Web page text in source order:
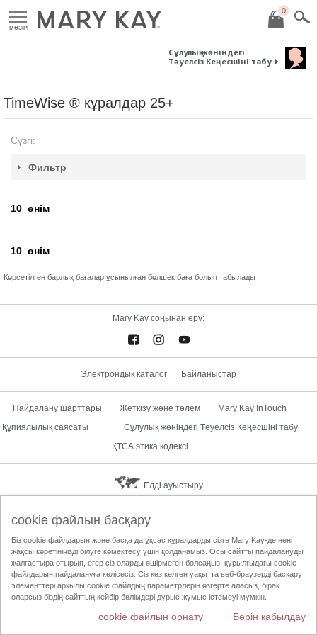
MӘЗІРІ
0
Сұлулық жөніндегі
Тәуелсіз Кеңесшіні табу
TimeWise ® кұралдар 25+
Сүзгі:
Фильтр
10 өнім
10 өнім
Көрсетілген барлық бағалар ұсынылған бөлшек баға болып табылады
Mary Kay соңынан еру:
Электрондық каталог Байланыстар
Пайдалану шарттары Жеткізу және төлем
Mary Kay InTouch
Құпиялылық саясаты
Сұлулық жөніндегі Тәуелсіз Кеңесшіні табу
ҚТСА этика кодексі
Елді ауыстыру
cookie файлын басқару
Біз cookie файлдарын және басқа да ұқсас құралдарды сізге Mary Kay-де нені
жақсы көретініңізді білуге көмектесу үшін қолданамыз. Осы сайтты пайдалануды
жалғастыра отырып, егер сіз оларды өшірмеген болсаңыз, құрылғыдағы cookie
файлдарын пайдалануға келісесіз. Сіз кез келген уақытта веб-браузерді басқару
элементтері арқылы cookie файлдың параметрлерін өзгерте аласыз, бірақ
оларсыз біздің сайттың кейбір бөлімдері дұрыс жұмыс істемеуі мүмкін.
Бәрін қабылдау
cookie файлын орнату